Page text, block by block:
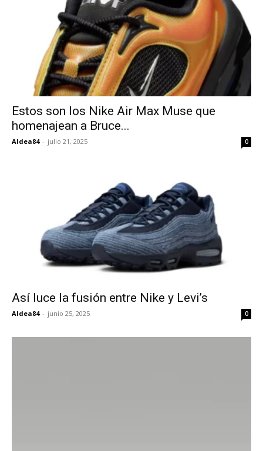
Estos son los Nike Air Max Muse que
homenajean a Bruce...
Aldea84 - julio 21, 2025 0
Así luce la fusión entre Nike y Levi’s
Aldea84 - junio 25, 2025 0